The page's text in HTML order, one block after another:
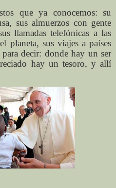
que ya conocemos: su
sus almuerzos con gente
llamadas telefónicas a las
planeta, sus viajes a países
decir: donde hay un ser
hay un tesoro, y allí